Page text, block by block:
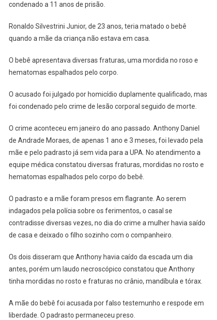
condenado a 11 anos de prisão.
Ronaldo Silvestrini Junior, de 23 anos, teria matado o bebê
quando a mãe da criança não estava em casa.
O bebê apresentava diversas fraturas, uma mordida no roso e
hematomas espalhados pelo corpo.
O acusado foi julgado por homicídio duplamente qualificado, mas
foi condenado pelo crime de lesão corporal seguido de morte.
O crime aconteceu em janeiro do ano passado. Anthony Daniel
de Andrade Moraes, de apenas 1 ano e 3 meses, foi levado pela
mãe e pelo padrasto já sem vida para a UPA. No atendimento a
equipe médica constatou diversas fraturas, mordidas no rosto e
hematomas espalhados pelo corpo do bebê.
O padrasto e a mãe foram presos em flagrante. Ao serem
indagados pela polícia sobre os ferimentos, o casal se
contradisse diversas vezes, no dia do crime a mulher havia saído
de casa e deixado o filho sozinho com o companheiro.
Os dois disseram que Anthony havia caído da escada um dia
antes, porém um laudo necroscópico constatou que Anthony
tinha mordidas no rosto e fraturas no crânio, mandíbula e tórax.
A mãe do bebê foi acusada por falso testemunho e respode em
liberdade. O padrasto permaneceu preso.